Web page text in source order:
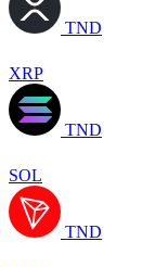
TND
XRP
TND
SOL
TND